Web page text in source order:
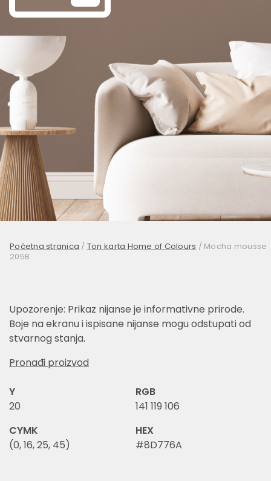
Add to Wishlist
Početna stranica / Ton karta Home of Colours / Mocha mousse
205B
Upozorenje: Prikaz nijanse je informativne prirode.
Boje na ekranu i ispisane nijanse mogu odstupati od
stvarnog stanja.
Pronađi proizvod
Y
20
RGB
141 119 106
CYMK
(0, 16, 25, 45)
HEX
#8D776A